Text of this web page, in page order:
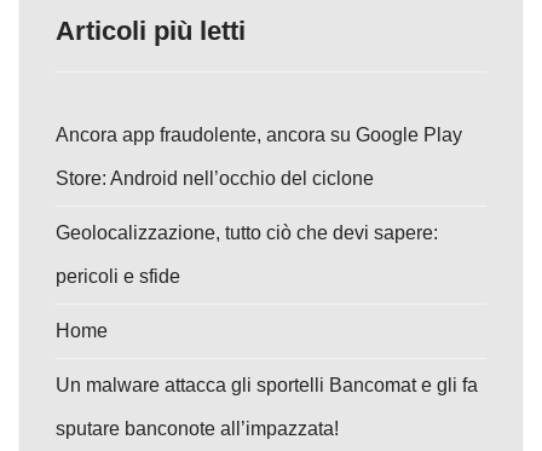
Articoli più letti
Ancora app fraudolente, ancora su Google Play
Store: Android nell’occhio del ciclone
Geolocalizzazione, tutto ciò che devi sapere:
pericoli e sfide
Home
Un malware attacca gli sportelli Bancomat e gli fa
sputare banconote all’impazzata!